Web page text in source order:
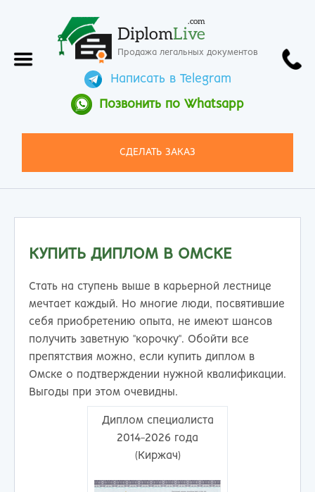
DiplomLive
.com
Продажа легальных документов
Написать в Telegram
Позвонить по Whatsapp
СДЕЛАТЬ ЗАКАЗ
КУПИТЬ ДИПЛОМ В ОМСКЕ
Стать на ступень выше в карьерной лестнице
мечтает каждый. Но многие люди, посвятившие
себя приобретению опыта, не имеют шансов
получить заветную "корочку". Обойти все
препятствия можно, если купить диплом в
Омске о подтверждении нужной квалификации.
Выгоды при этом очевидны.
Диплом специалиста
2014-2026 года
(Киржач)